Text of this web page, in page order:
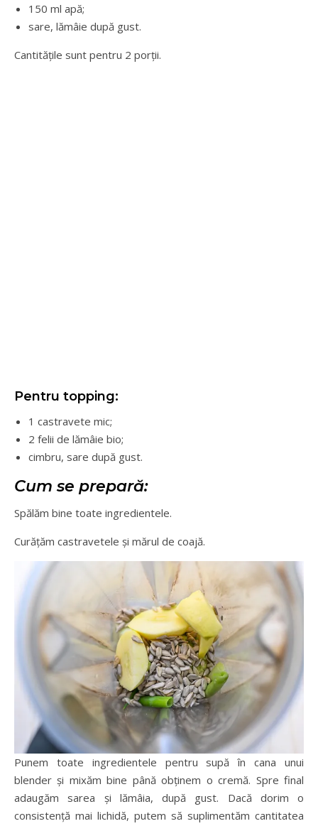
150 ml apă;
sare, lămâie după gust.
Cantitățile sunt pentru 2 porții.
Pentru topping:
1 castravete mic;
2 felii de lămâie bio;
cimbru, sare după gust.
Cum se prepară:
Spălăm bine toate ingredientele.
Curățăm castravetele și mărul de coajă.
Punem toate ingredientele pentru supă în cana unui
blender și mixăm bine până obținem o cremă. Spre final
adaugăm sarea și lămâia, după gust. Dacă dorim o
consistență mai lichidă, putem să suplimentăm cantitatea